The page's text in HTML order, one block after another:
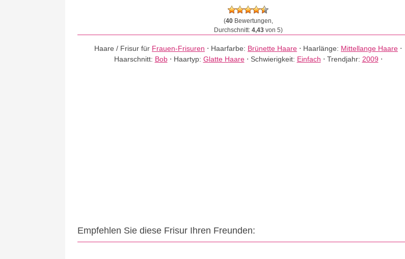
(40Bewertungen,
Durchschnitt: 4,43von 5)
Haare / Frisur für Frauen-Frisuren ⋅ Haarfarbe: Brünette Haare ⋅ Haarlänge: Mittellange Haare ⋅
Haarschnitt: Bob⋅ Haartyp: Glatte Haare⋅ Schwierigkeit: Einfach ⋅ Trendjahr: 2009 ⋅
Empfehlen Sie diese Frisur Ihren Freunden: